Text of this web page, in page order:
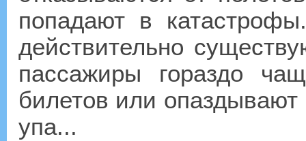
попадают в
действительно
пассажиры гораздо
билетов или
упа...